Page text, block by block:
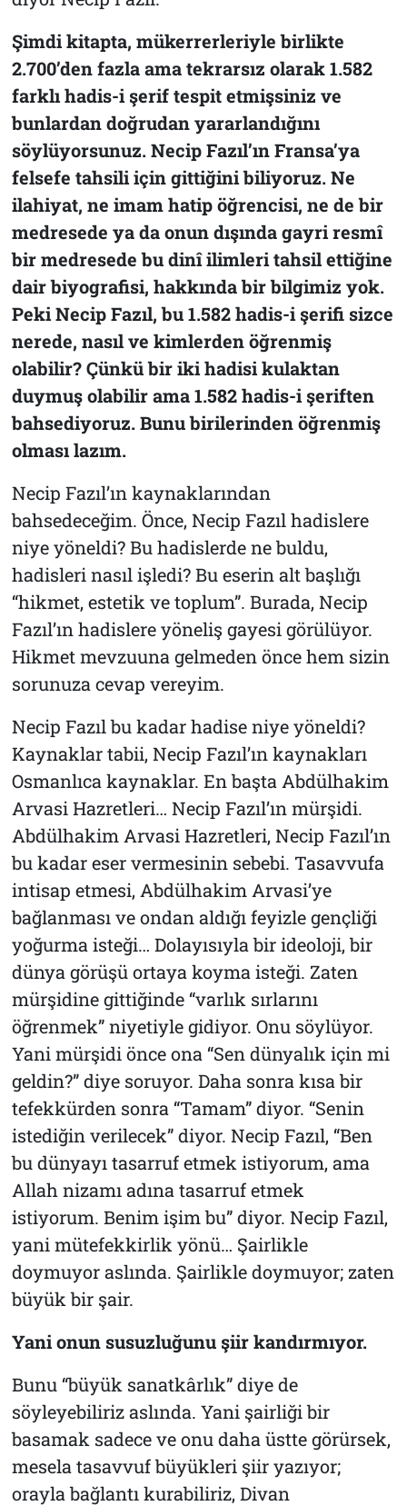
Şimdi kitapta, mükerrerleriyle birlikte
2.700’den fazla ama tekrarsız olarak 1.582
farklı hadis-i şerif tespit etmişsiniz ve
bunlardan doğrudan yararlandığını
söylüyorsunuz. Necip Fazıl’ın Fransa’ya
felsefe tahsili için gittiğini biliyoruz. Ne
ilahiyat, ne imam hatip öğrencisi, ne de bir
medresede ya da onun dışında gayri resmî
bir medresede bu dinî ilimleri tahsil ettiğine
dair biyografisi, hakkında bir bilgimiz yok.
Peki Necip Fazıl, bu 1.582 hadis-i şerifi sizce
nerede, nasıl ve kimlerden öğrenmiş
olabilir? Çünkü bir iki hadisi kulaktan
duymuş olabilir ama 1.582 hadis-i şeriften
bahsediyoruz. Bunu birilerinden öğrenmiş
olması lazım.
Necip Fazıl’ın kaynaklarından
bahsedeceğim. Önce, Necip Fazıl hadislere
niye yöneldi? Bu hadislerde ne buldu,
hadisleri nasıl işledi? Bu eserin alt başlığı
“hikmet, estetik ve toplum”. Burada, Necip
Fazıl’ın hadislere yöneliş gayesi görülüyor.
Hikmet mevzuuna gelmeden önce hem sizin
sorunuza cevap vereyim.
Necip Fazıl bu kadar hadise niye yöneldi?
Kaynaklar tabii, Necip Fazıl’ın kaynakları
Osmanlıca kaynaklar. En başta Abdülhakim
Arvasi Hazretleri… Necip Fazıl’ın mürşidi.
Abdülhakim Arvasi Hazretleri, Necip Fazıl’ın
bu kadar eser vermesinin sebebi. Tasavvufa
intisap etmesi, Abdülhakim Arvasi’ye
bağlanması ve ondan aldığı feyizle gençliği
yoğurma isteği… Dolayısıyla bir ideoloji, bir
dünya görüşü ortaya koyma isteği. Zaten
mürşidine gittiğinde “varlık sırlarını
öğrenmek” niyetiyle gidiyor. Onu söylüyor.
Yani mürşidi önce ona “Sen dünyalık için mi
geldin?” diye soruyor. Daha sonra kısa bir
tefekkürden sonra “Tamam” diyor. “Senin
istediğin verilecek” diyor. Necip Fazıl, “Ben
bu dünyayı tasarruf etmek istiyorum, ama
Allah nizamı adına tasarruf etmek
istiyorum. Benim işim bu” diyor. Necip Fazıl,
yani mütefekkirlik yönü… Şairlikle
doymuyor aslında. Şairlikle doymuyor; zaten
büyük bir şair.
Yani onun susuzluğunu şiir kandırmıyor.
Bunu “büyük sanatkârlık” diye de
söyleyebiliriz aslında. Yani şairliği bir
basamak sadece ve onu daha üstte görürsek,
mesela tasavvuf büyükleri şiir yazıyor;
orayla bağlantı kurabiliriz, Divan